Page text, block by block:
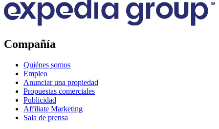
Compañía
Quiénes somos
Empleo
Anunciar una propiedad
Propuestas comerciales
Publicidad
Affiliate Marketing
Sala de prensa